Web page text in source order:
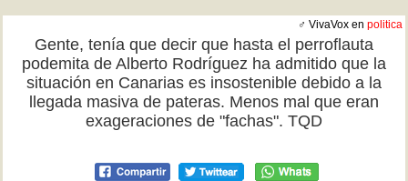
♂ VivaVox en politica
Gente, tenía que decir que hasta el perroflauta
podemita de Alberto Rodríguez ha admitido que la
situación en Canarias es insostenible debido a la
llegada masiva de pateras. Menos mal que eran
exageraciones de "fachas". TQD